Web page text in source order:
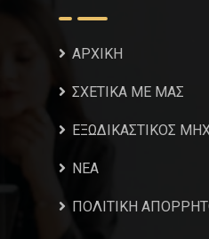
ΑΡΧΙΚΗ
ΣΧΕΤΙΚΑ ΜΕ ΜΑΣ
ΕΞΩΔΙΚΑΣΤΙΚΟΣ
NEA
ΠΟΛΙΤΙΚΗ